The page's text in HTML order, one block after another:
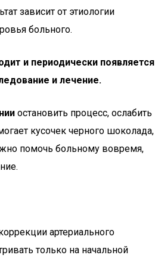
зависит от этиологии
больного.
и периодически появляется
и лечение.
остановить процесс, ослабить
кусочек черного шоколада,
помочь больному вовремя,
артериального
только на начальной